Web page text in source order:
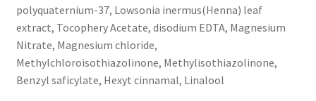
polyquaternium-37, Lowsonia inermus(Henna) leaf
extract, Tocophery Acetate, disodium EDTA, Magnesium
Nitrate, Magnesium chloride,
Methylchloroisothiazolinone, Methylisothiazolinone,
Benzyl saficylate, Hexyt cinnamal, Linalool